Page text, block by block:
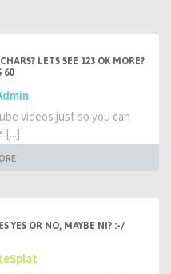
LETS SEE 123 OK MORE?
60
videos just so you can
[...]
YES OR NO, MAYBE NI? :-/